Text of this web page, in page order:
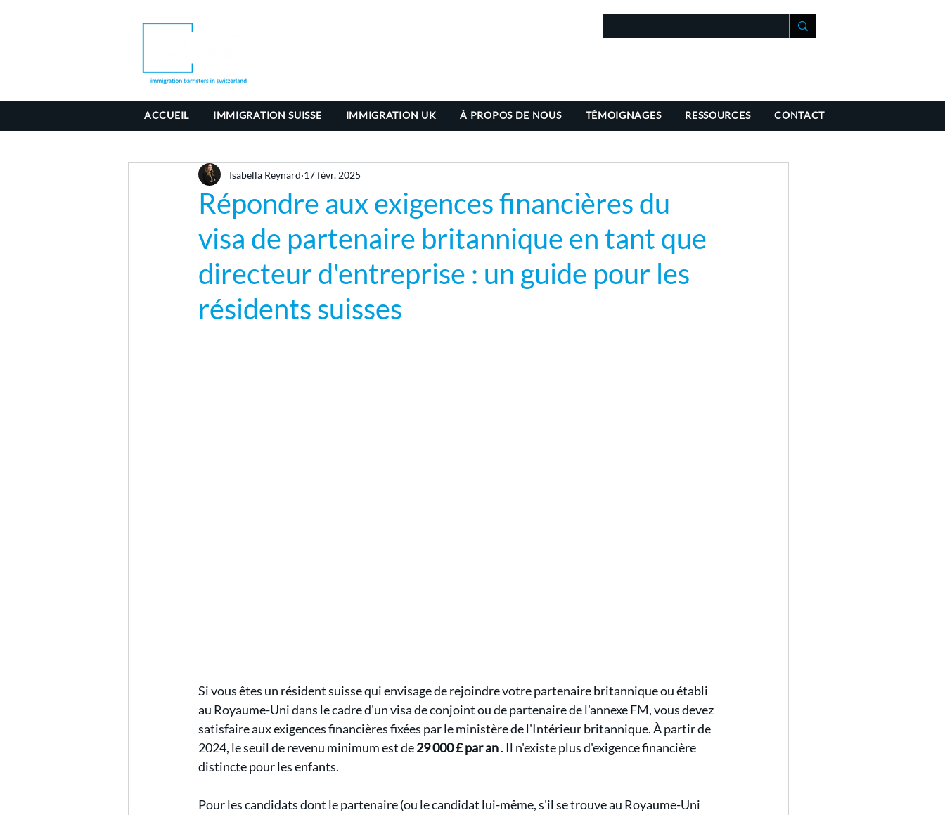
ACCUEIL IMMIGRATION SUISSE IMMIGRATION UK À PROPOS DE NOUS TÉMOIGNAGES RESSOURCES CONTACT
Répondre aux exigences financières du
visa de partenaire britannique en tant que
directeur d'entreprise : un guide pour les
résidents suisses
Isabella Reynard 17 févr. 2025
Si vous êtes un résident suisse qui envisage de rejoindre votre partenaire britannique ou établi
au Royaume-Uni dans le cadre d'un visa de conjoint ou de partenaire de l'annexe FM, vous devez
satisfaire aux exigences financières fixées par le ministère de l'Intérieur britannique. À partir de
2024, le seuil de revenu minimum est de 29 000 £ par an . Il n'existe plus d'exigence financière
distincte pour les enfants.
Pour les candidats dont le partenaire (ou le candidat lui-même, s'il se trouve au Royaume-Uni